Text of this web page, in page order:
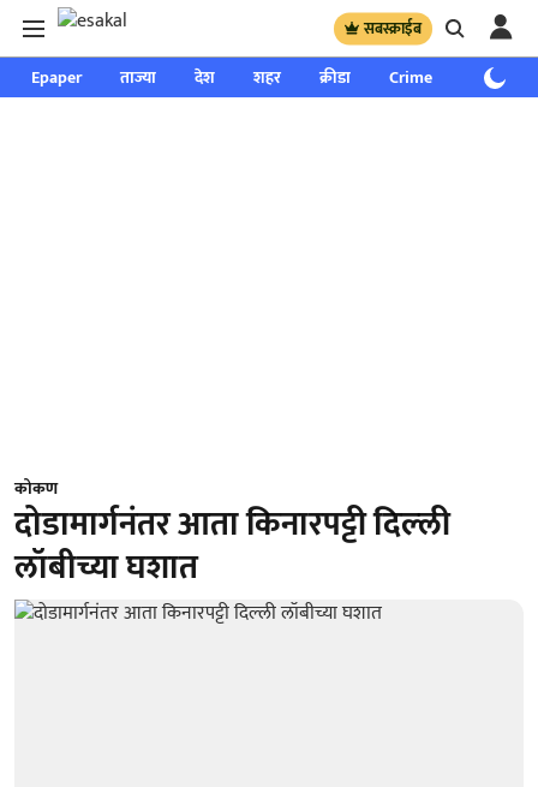
सबस्क्राईब
Epaper ताज्या देश शहर क्रीडा Crime साप्ताहिक
कोकण
दोडामार्गनंतर आता किनारपट्टी दिल्‍ली
लॉबीच्या घशात